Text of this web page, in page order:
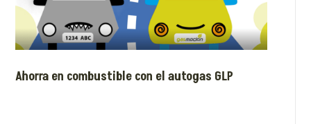
Ahorra en combustible con el autogas GLP